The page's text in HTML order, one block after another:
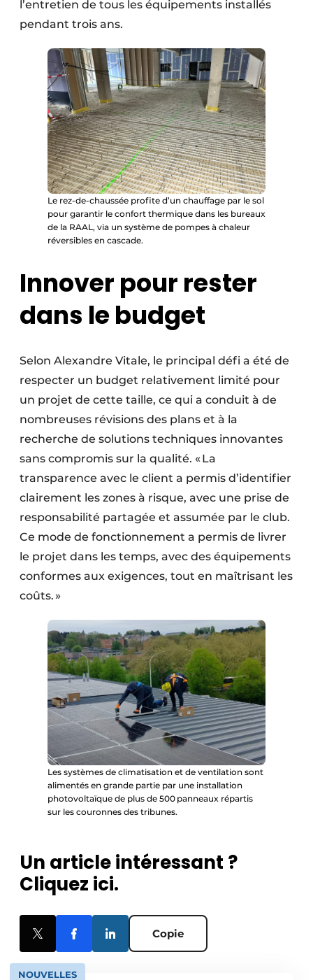
l’entretien de tous les équipements installés
pendant trois ans.
Le rez-de-chaussée profite d’un chauffage par le sol
pour garantir le confort thermique dans les bureaux
de la RAAL, via un système de pompes à chaleur
réversibles en cascade.
Innover pour rester
dans le budget
Selon Alexandre Vitale, le principal défi a été de
respecter un budget relativement limité pour
un projet de cette taille, ce qui a conduit à de
nombreuses révisions des plans et à la
recherche de solutions techniques innovantes
sans compromis sur la qualité. « La
transparence avec le client a permis d’identifier
clairement les zones à risque, avec une prise de
responsabilité partagée et assumée par le club.
Ce mode de fonctionnement a permis de livrer
le projet dans les temps, avec des équipements
conformes aux exigences, tout en maîtrisant les
coûts. »
Les systèmes de climatisation et de ventilation sont
alimentés en grande partie par une installation
photovoltaïque de plus de 500 panneaux répartis
sur les couronnes des tribunes.
Un article intéressant ?
Cliquez ici.
Copie
NOUVELLES